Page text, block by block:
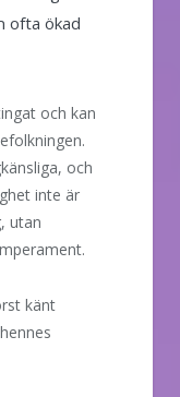
ofta ökad
och kan
och
inte är
utan
känt